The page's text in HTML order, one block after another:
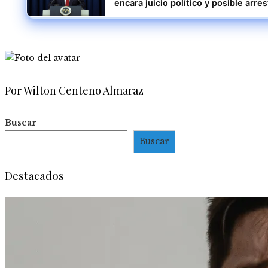
encara juicio político y posible
Por Wilton Centeno Almaraz
Buscar
Buscar
Destacados